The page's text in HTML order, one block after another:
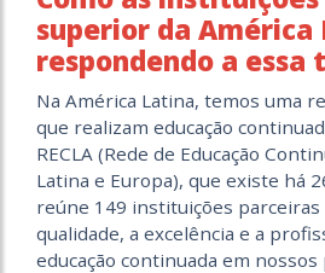
superior da
respondendo a essa
Na América Latina, temos uma
que realizam educação
RECLA (Rede de Educação
Latina e Europa), que existe há
reúne 149 instituições
qualidade, a excelência e a
educação continuada em nossos